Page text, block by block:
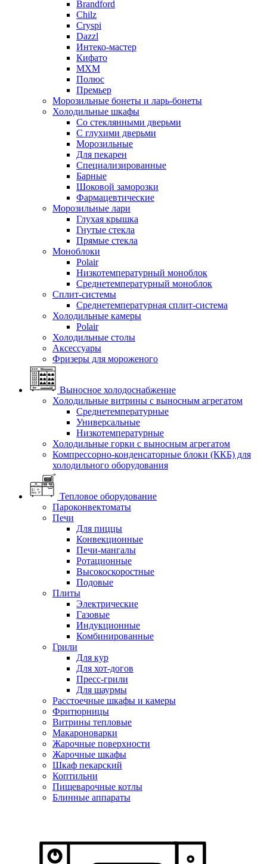
Brandford
Chilz
Cryspi
Dazzl
Интеко-мастер
Кифато
МХМ
Полюс
Премьер
Морозильные бонеты и ларь-бонеты
Холодильные шкафы
Со стеклянными дверьми
С глухими дверьми
Морозильные
Для пекарен
Специализированные
Барные
Шоковой заморозки
Фармацевтические
Морозильные лари
Глухая крышка
Гнутые стекла
Прямые стекла
Моноблоки
Polair
Низкотемпературный моноблок
Среднетемпературный моноблок
Сплит-системы
Среднетемпературная сплит-система
Холодильные камеры
Polair
Холодильные столы
Аксессуары
Фризеры для мороженого
Выносное холодоснабжение
Холодильные витрины с выносным агрегатом
Среднетемпературные
Универсальные
Низкотемпературные
Холодильные горки с выносным агрегатом
Компрессорно-конденсаторные блоки (ККБ) для
холодильного оборудования
Тепловое оборудование
Пароконвектоматы
Печи
Для пиццы
Конвекционные
Печи-мангалы
Ротационные
Высокоскоростные
Подовые
Плиты
Электрические
Газовые
Индукционные
Комбинированные
Грили
Для кур
Для хот-догов
Пресс-грили
Для шаурмы
Расстоечные шкафы и камеры
Фритюрницы
Витрины тепловые
Макароноварки
Жарочные поверхности
Жарочные шкафы
Шкаф пекарский
Коптильни
Пищеварочные котлы
Блинные аппараты